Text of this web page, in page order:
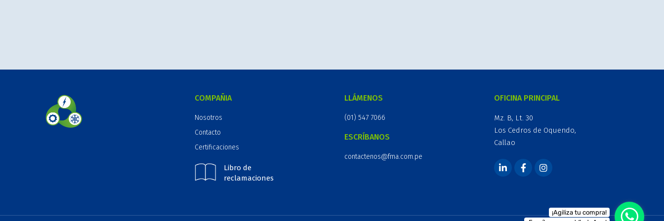
COMPAÑIA
Nosotros
Contacto
Certificaciones
Libro de
reclamaciones
LLÁMENOS
(01) 547 7066
ESCRÍBANOS
contactenos@fma.com.pe
¡Agiliza tu compra!
OFICINA PRINCIPAL
Mz. B, Lt. 30
Los Cedros de Oquendo,
Callao